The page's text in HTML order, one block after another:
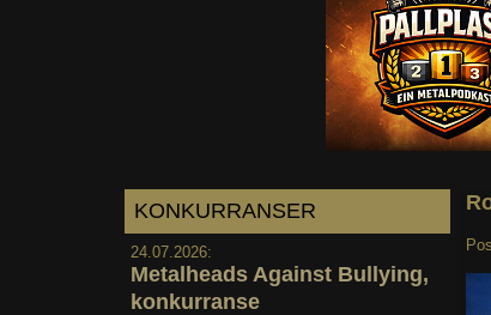
KONKURRANSER
24.07.2026:
Metalheads Against Bullying,
konkurranse